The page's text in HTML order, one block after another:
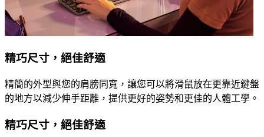
精巧尺寸，絕佳舒適
精簡的外型與您的肩膀同寬，讓您可以將滑鼠放在更靠近鍵盤
的地方以減少伸手距離，提供更好的姿勢和更佳的人體工學。
精巧尺寸，絕佳舒適